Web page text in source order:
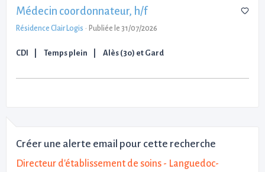
Médecin coordonnateur, h/f
Résidence Clair Logis - Publiée le 31/07/2026
CDI Temps plein Alès (30) et Gard
Créer une alerte email pour cette recherche
Directeur d'établissement de soins - Languedoc-